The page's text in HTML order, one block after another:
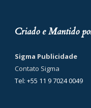
Criado e Mantido
Sigma Publicidade
Contato Sigma
Tel: +55 11 9 7024 0049